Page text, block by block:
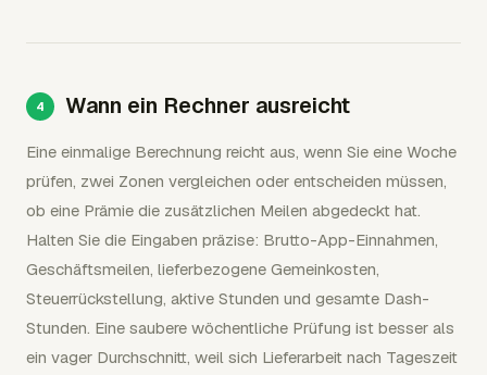
Wann ein Rechner ausreicht
Eine einmalige Berechnung reicht aus, wenn Sie eine Woche
prüfen, zwei Zonen vergleichen oder entscheiden müssen,
ob eine Prämie die zusätzlichen Meilen abgedeckt hat.
Halten Sie die Eingaben präzise: Brutto-App-Einnahmen,
Geschäftsmeilen, lieferbezogene Gemeinkosten,
Steuerrückstellung, aktive Stunden und gesamte Dash-
Stunden. Eine saubere wöchentliche Prüfung ist besser als
ein vager Durchschnitt, weil sich Lieferarbeit nach Tageszeit